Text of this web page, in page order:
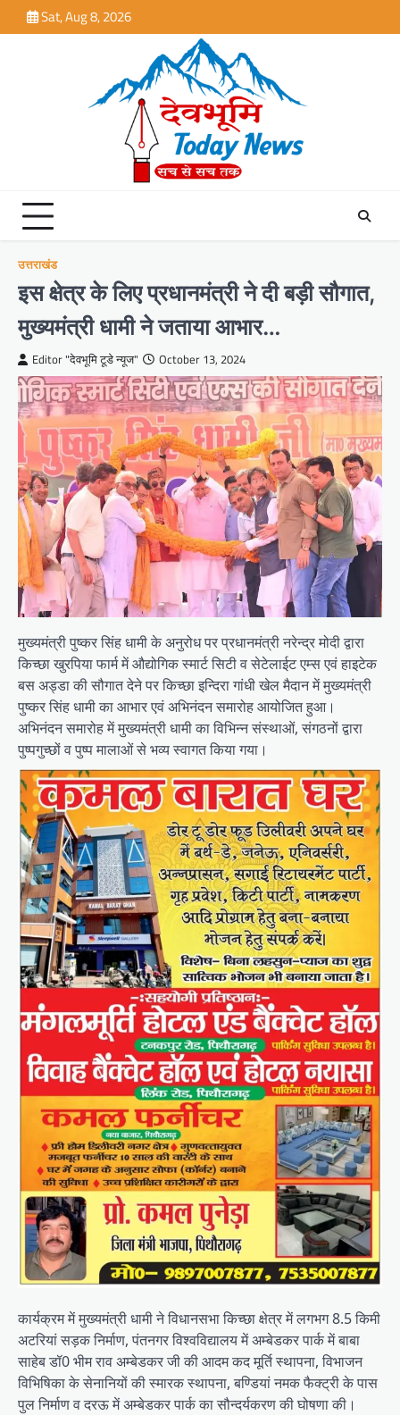
to
Sat, Aug 8, 2026
उत्तराखंड
इस क्षेत्र के लिए प्रधानमंत्री ने दी बड़ी सौगात,
मुख्यमंत्री धामी ने जताया आभार…
Editor "देवभूमि टूडे न्यूज" October 13, 2024
मुख्यमंत्री पुष्कर सिंह धामी के अनुरोध पर प्रधानमंत्री नरेन्द्र मोदी द्वारा
किच्छा खुरपिया फार्म में औद्योगिक स्मार्ट सिटी व सेटेलाईट एम्स एवं हाइटेक
बस अड्डा की सौगात देने पर किच्छा इन्दिरा गांधी खेल मैदान में मुख्यमंत्री
पुष्कर सिंह धामी का आभार एवं अभिनंदन समारोह आयोजित हुआ।
अभिनंदन समारोह में मुख्यमंत्री धामी का विभिन्न संस्थाओं, संगठनों द्वारा
पुष्पगुच्छों व पुष्प मालाओं से भव्य स्वागत किया गया।
कार्यक्रम में मुख्यमंत्री धामी ने विधानसभा किच्छा क्षेत्र में लगभग 8.5 किमी
अटरियां सड़क निर्माण, पंतनगर विश्वविद्यालय में अम्बेडकर पार्क में बाबा
साहेब डॉ0 भीम राव अम्बेडकर जी की आदम कद मूर्ति स्थापना, विभाजन
विभिषिका के सेनानियों की स्मारक स्थापना, बण्डियां नमक फैक्ट्री के पास
पुल निर्माण व दरऊ में अम्बेडकर पार्क का सौन्दर्यकरण की घोषणा की।